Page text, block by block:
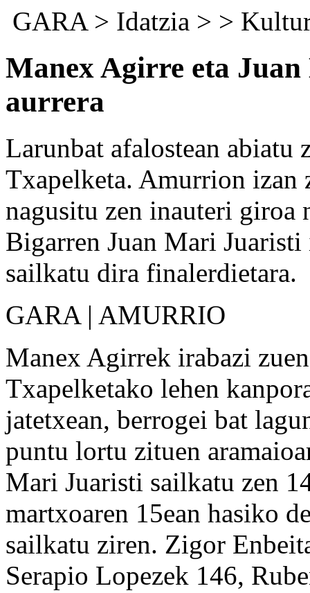
GARA> Idatzia > >
Manex Agirre eta
aurrera
Larunbat afalostean abiatu
Txapelketa. Amurrion izan
nagusitu zen inauteri giroa
Bigarren Juan Mari Juaristi
sailkatu dira finalerdietara.
GARA | AMURRIO
Manex Agirrek irabazi
Txapelketako lehen
jatetxean, berrogei bat
puntu lortu zituen
Mari Juaristi sailkatu zen
martxoaren 15ean hasiko
sailkatu ziren. Zigor
Serapio Lopezek 146,